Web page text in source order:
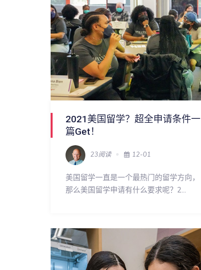
2021美国留学？超全申请条件一
篇get！
23阅读 12-01
美国留学一直是一个最热门的留学方向，
那么美国留学申请有什么要求呢？2...